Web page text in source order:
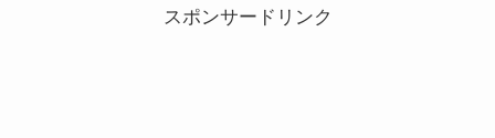
スポンサードリンク